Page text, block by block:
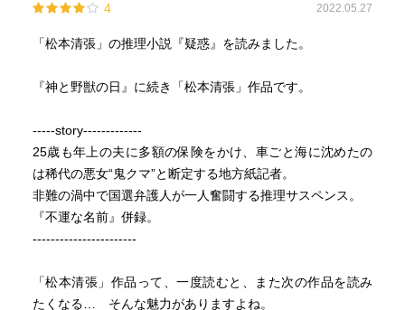
4 2022.05.27
「松本清張」の推理小説『疑惑』を読みました。
『神と野獣の日』に続き「松本清張」作品です。
-----story-------------
25歳も年上の夫に多額の保険をかけ、車ごと海に沈めたの
は稀代の悪女“鬼クマ”と断定する地方紙記者。
非難の渦中で国選弁護人が一人奮闘する推理サスペンス。
『不運な名前』併録。
-----------------------
「松本清張」作品って、一度読むと、また次の作品を読み
たくなる… そんな魅力がありますよね。